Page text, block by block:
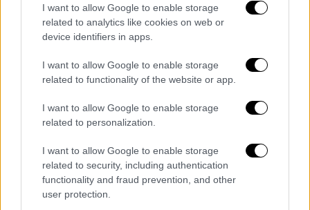
I want to allow Google to enable storage
related to analytics like cookies on web or
device identifiers in apps.
I want to allow Google to enable storage
related to functionality of the website or app.
I want to allow Google to enable storage
related to personalization.
I want to allow Google to enable storage
related to security, including authentication
functionality and fraud prevention, and other
user protection.
όπως το χαράκωμα με ξυράφι, φτάνοντας
έως την 50ή ημέρα, κατά την οποία ο παίκτης
καλούνταν να αυτοκτονήσει. Για καθεμιά από
τις προηγούμενες δοκιμασίες έπρεπε να
στέλνει στον «διαχειριστή» μια φωτογραφία,
ενώ αν δεν το έκανε δεχόταν απειλές ότι θα
τον κυνηγήσουν εφόσον είχαν τα στοιχεία
Με την «Μπλε Φάλαινα», η οποία εκτιμάται
ότι ξεκίνησε από τη Ρωσία, φαίνεται ότι
συνδέεται και η αυτοκτονία ενός 15χρονου